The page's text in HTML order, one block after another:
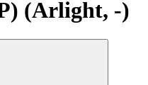
(Arlight, -)